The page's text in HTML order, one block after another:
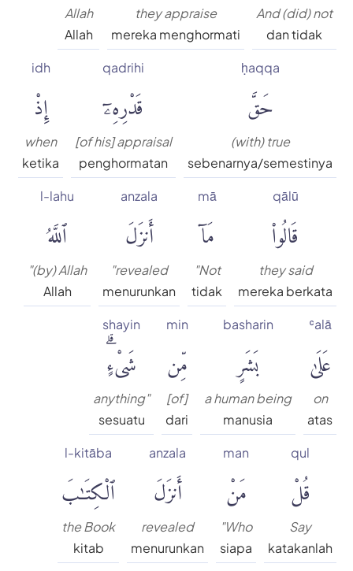
And (did) not
dan tidak
they appraise
mereka menghormati
Allah
Allah
ḥaqqa
حَقَّ
(with) true
sebenarnya/semestinya
qadrihi
قَدْرِهِۦٓ
[of his] appraisal
penghormatan
idh
إِذْ
when
ketika
qālū
قَالُوا۟
they said
mereka berkata
mā
مَآ
"Not
tidak
anzala
أَنزَلَ
"revealed
menurunkan
l-lahu
ٱللَّهُ
"(by) Allah
Allah
ʿalā
عَلَىٰ
on
atas
basharin
بَشَرٍ
a human being
manusia
min
مِّن
[of]
dari
shayin
شَىْءٍۗ
anything"
sesuatu
qul
قُلْ
Say
katakanlah
man
مَنْ
"Who
siapa
anzala
أَنزَلَ
revealed
menurunkan
l-kitāba
ٱلْكِتَٰبَ
the Book
kitab